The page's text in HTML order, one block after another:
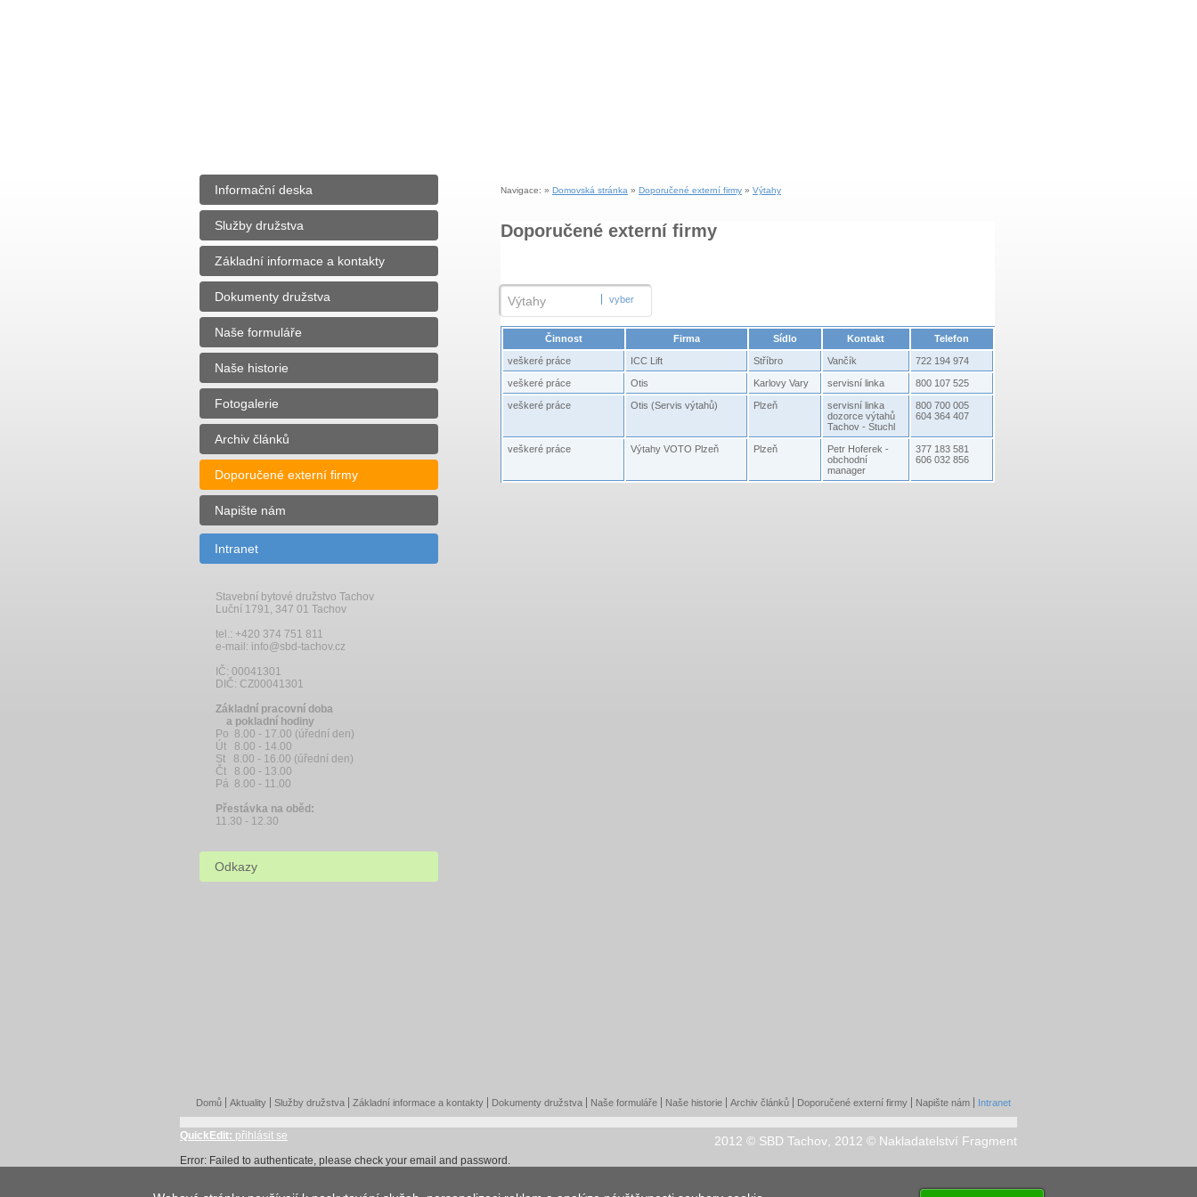
Informační deska
Služby družstva
Základní informace a kontakty
Dokumenty družstva
Naše formuláře
Naše historie
Fotogalerie
Archiv článků
Doporučené externí firmy
Napište nám
Intranet
Stavební bytové družstvo Tachov
Luční 1791, 347 01 Tachov
tel.: +420 374 751 811
e-mail: info@sbd-tachov.cz
IČ: 00041301
DIČ: CZ00041301
Základní pracovní doba
a pokladní hodiny
Po 8.00 - 17.00 (úřední den)
Út 8.00 - 14.00
St 8.00 - 16.00 (úřední den)
Čt 8.00 - 13.00
Pá 8.00 - 11.00
Přestávka na oběd:
11.30 - 12.30
Odkazy
Navigace: » Domovská stránka » Doporučené externí firmy » Výtahy
Doporučené externí firmy
Výtahy vyber
Činnost Firma Sídlo Kontakt Telefon
veškeré práce ICC Lift Stříbro Vančík 722 194 974
veškeré práce Otis Karlovy Vary servisní linka 800 107 525
veškeré práce Otis (Servis výtahů) Plzeň
servisní linka
dozorce výtahů
Tachov - Stuchl
800 700 005
604 364 407
veškeré práce Výtahy VOTO Plzeň Plzeň
Petr Hoferek -
obchodní
manager
377 183 581
606 032 856
Domů Aktuality Služby družstva Základní informace a kontakty Dokumenty družstva Naše formuláře Naše historie Archiv článků Doporučené externí firmy Napište nám Intranet
QuickEdit: přihlásit se 2012 © SBD Tachov 2012 © Nakladatelství Fragment
Error: Failed to authenticate, please check your email and password.